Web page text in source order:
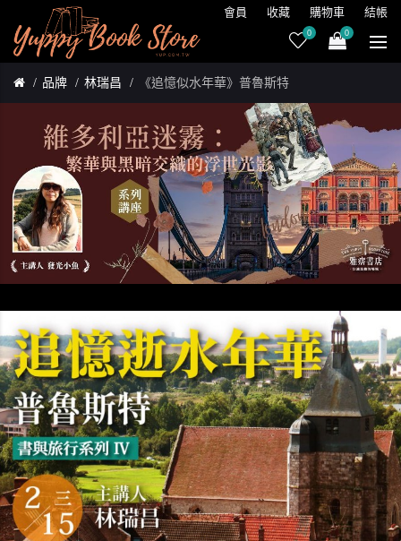
會員 收藏 購物車 結帳
0 0
品牌 林瑞昌 《追憶似水年華》普魯斯特